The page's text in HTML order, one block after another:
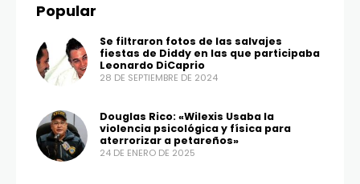
Popular
Se filtraron fotos de las salvajes
fiestas de Diddy en las que participaba
Leonardo DiCaprio
28 DE SEPTIEMBRE DE 2024
Douglas Rico: «Wilexis Usaba la
violencia psicológica y física para
aterrorizar a petareños»
24 DE ENERO DE 2025